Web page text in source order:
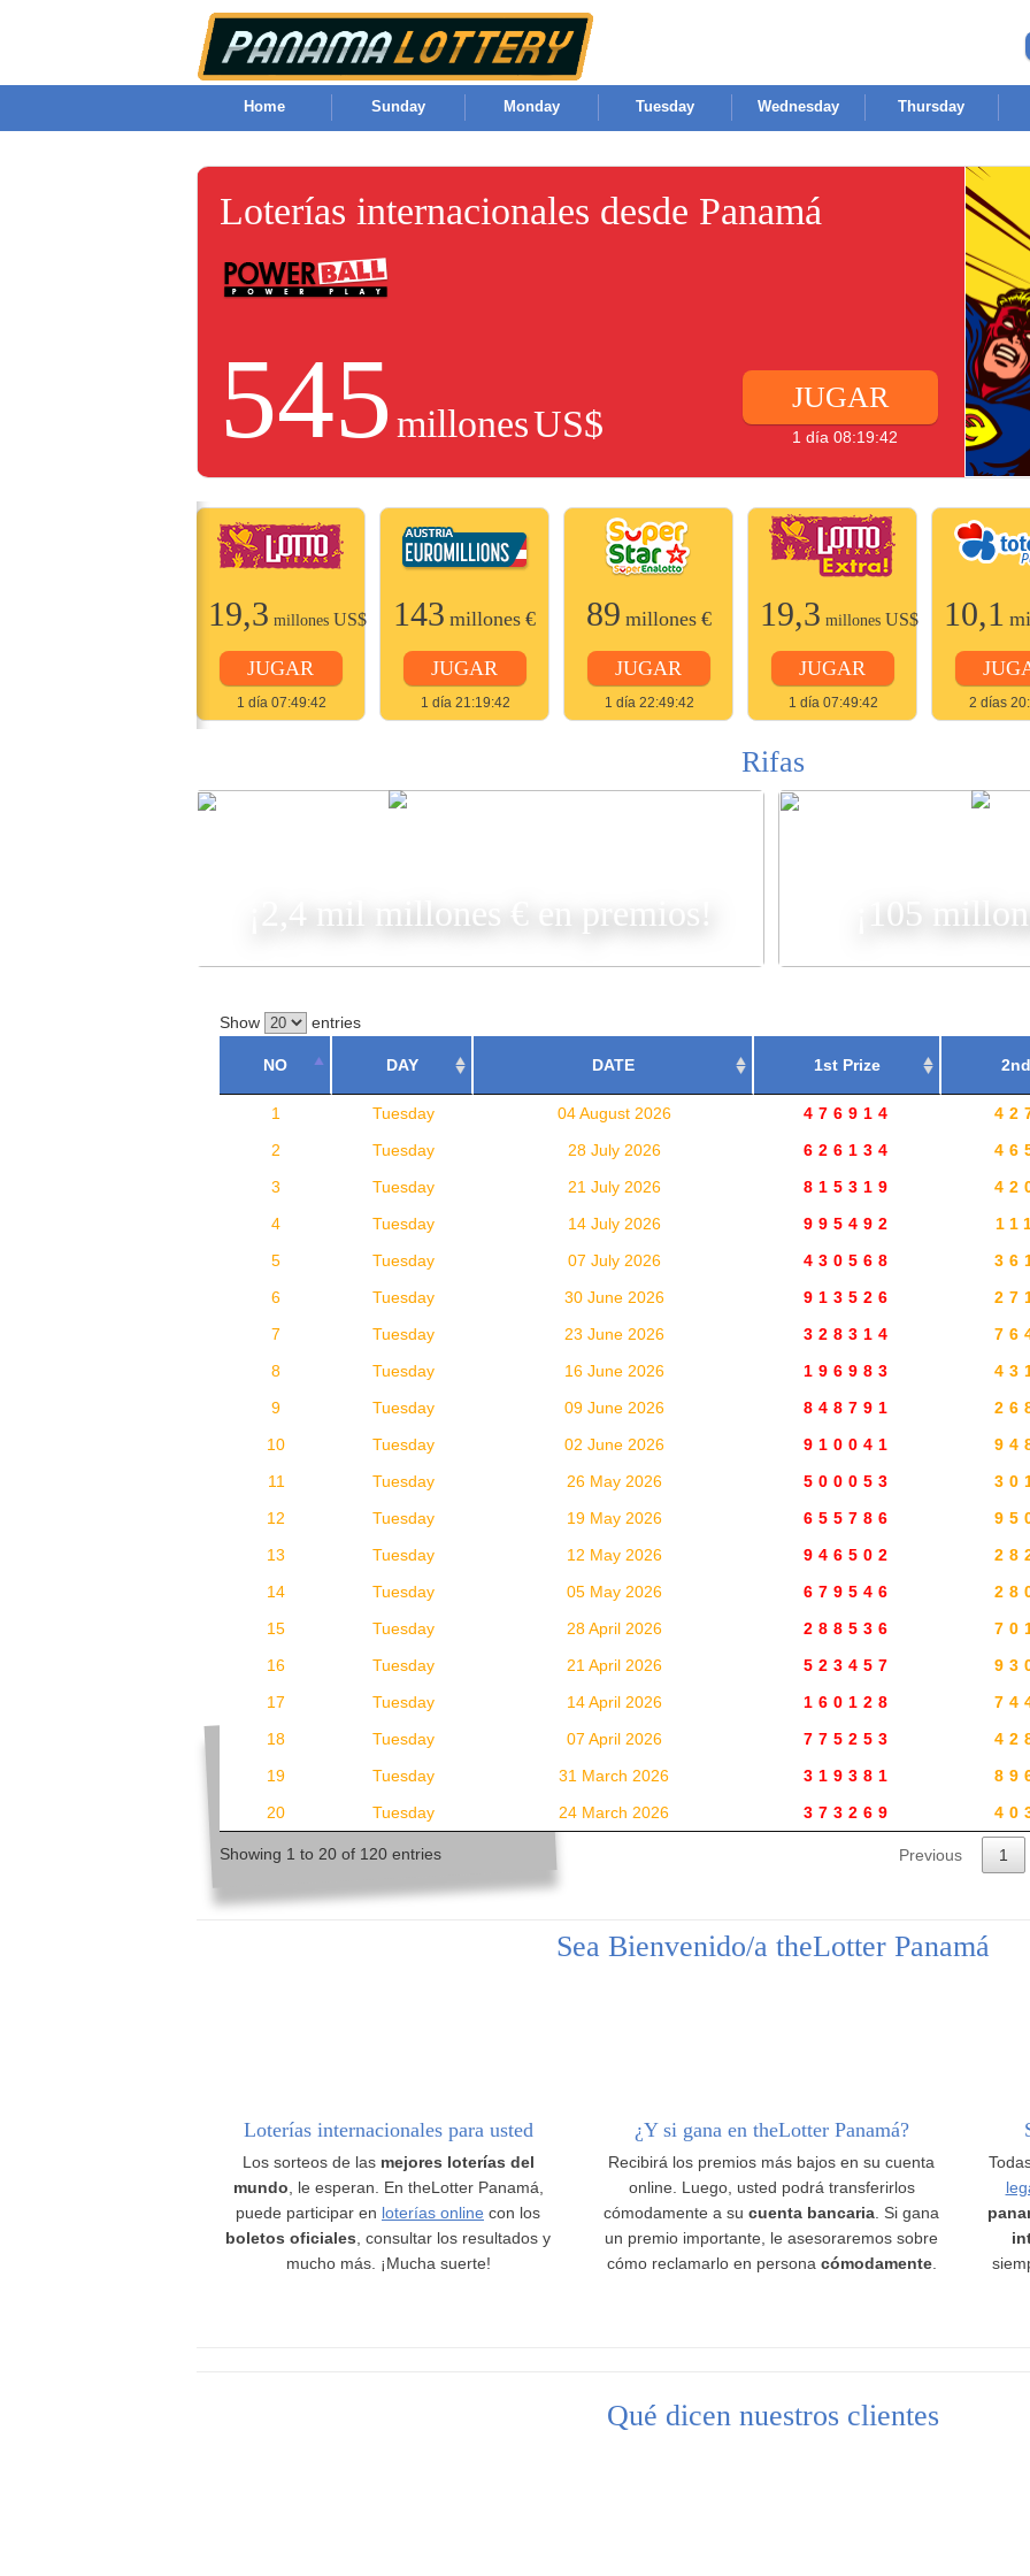
Home Sunday Monday Tuesday Wednesday Thursday
Loterías internacionales desde Panamá
545 millonesUS$
JUGAR
1 día 08:19:42
19,3 millones US$
JUGAR
1 día 07:49:42
143 millones €
JUGAR
1 día 21:19:42
89 millones €
JUGAR
1 día 22:49:42
19,3 millones US$
JUGAR
1 día 07:49:42
10,1
2 días
Rifas
¡2,4 mil millones € en premios! ¡105
Show entries
NO DAY DATE 1st Prize
1 Tuesday 04 August 2026 476914
2
Tuesday 28 July 2026 626134
3
Tuesday 21 July 2026 815319
4
Tuesday 14 July 2026 995492
5
Tuesday 07 July 2026 430568
6
Tuesday 30 June 2026 913526
7
Tuesday 23 June 2026 328314
8
Tuesday 16 June 2026 196983
9
Tuesday 09 June 2026 848791
10
Tuesday 02 June 2026 910041
11
Tuesday 26 May 2026 500053
12
Tuesday 19 May 2026 655786
13
Tuesday 12 May 2026 946502
14
Tuesday 05 May 2026 679546
15
Tuesday 28 April 2026 288536
16
Tuesday 21 April 2026 523457
17
Tuesday 14 April 2026 160128
18
Tuesday 07 April 2026 775253
19
Tuesday 31 March 2026 319381
20
Tuesday 24 March 2026 373269
Showing 1 to 20 of 120 entries Previous 1
Sea Bienvenido/a theLotter Panamá
Loterías internacionales para usted
Los sorteos de las mejores loterías del
mundo , le esperan. En theLotter Panamá,
puede participar en loterías online con los
boletos oficiales , consultar los resultados y
mucho más. ¡Mucha suerte!
¿Y si gana en theLotter Panamá?
Recibirá los premios más bajos en su cuenta
online. Luego, usted podrá transferirlos
cómodamente a su cuenta bancaria . Si gana
un premio importante, le asesoraremos sobre
cómo reclamarlo en persona cómodamente.
Qué dicen nuestros clientes